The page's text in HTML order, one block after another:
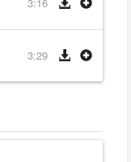
3:29